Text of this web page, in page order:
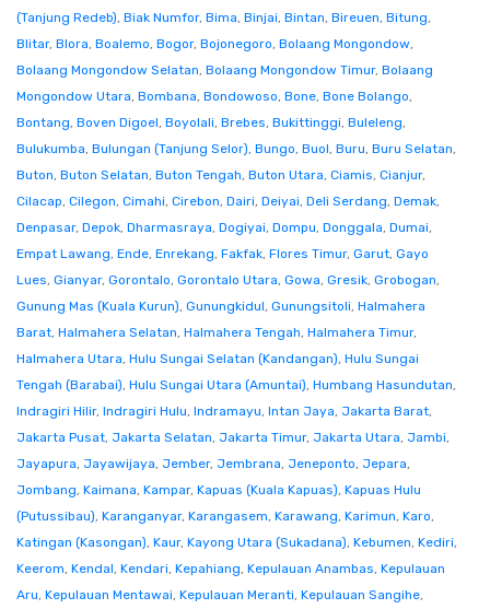
(Tanjung Redeb), Biak Numfor, Bima, Binjai, Bintan, Bireuen, Bitung,
Blitar, Blora, Boalemo, Bogor, Bojonegoro, Bolaang Mongondow,
Bolaang Mongondow Selatan, Bolaang Mongondow Timur, Bolaang
Mongondow Utara, Bombana, Bondowoso, Bone, Bone Bolango,
Bontang, Boven Digoel, Boyolali, Brebes, Bukittinggi, Buleleng,
Bulukumba, Bulungan (Tanjung Selor), Bungo, Buol, Buru, Buru Selatan,
Buton, Buton Selatan, Buton Tengah, Buton Utara, Ciamis, Cianjur,
Cilacap, Cilegon, Cimahi, Cirebon, Dairi, Deiyai, Deli Serdang, Demak,
Denpasar, Depok, Dharmasraya, Dogiyai, Dompu, Donggala, Dumai,
Empat Lawang, Ende, Enrekang, Fakfak, Flores Timur, Garut, Gayo
Lues, Gianyar, Gorontalo, Gorontalo Utara, Gowa, Gresik, Grobogan,
Gunung Mas (Kuala Kurun), Gunungkidul, Gunungsitoli, Halmahera
Barat, Halmahera Selatan, Halmahera Tengah, Halmahera Timur,
Halmahera Utara, Hulu Sungai Selatan (Kandangan), Hulu Sungai
Tengah (Barabai), Hulu Sungai Utara (Amuntai), Humbang Hasundutan,
Indragiri Hilir, Indragiri Hulu, Indramayu, Intan Jaya, Jakarta Barat,
Jakarta Pusat, Jakarta Selatan, Jakarta Timur, Jakarta Utara, Jambi,
Jayapura, Jayawijaya, Jember, Jembrana, Jeneponto, Jepara,
Jombang, Kaimana, Kampar, Kapuas (Kuala Kapuas), Kapuas Hulu
(Putussibau), Karanganyar, Karangasem, Karawang, Karimun, Karo,
Katingan (Kasongan), Kaur, Kayong Utara (Sukadana), Kebumen, Kediri,
Keerom, Kendal, Kendari, Kepahiang, Kepulauan Anambas, Kepulauan
Aru, Kepulauan Mentawai, Kepulauan Meranti, Kepulauan Sangihe,